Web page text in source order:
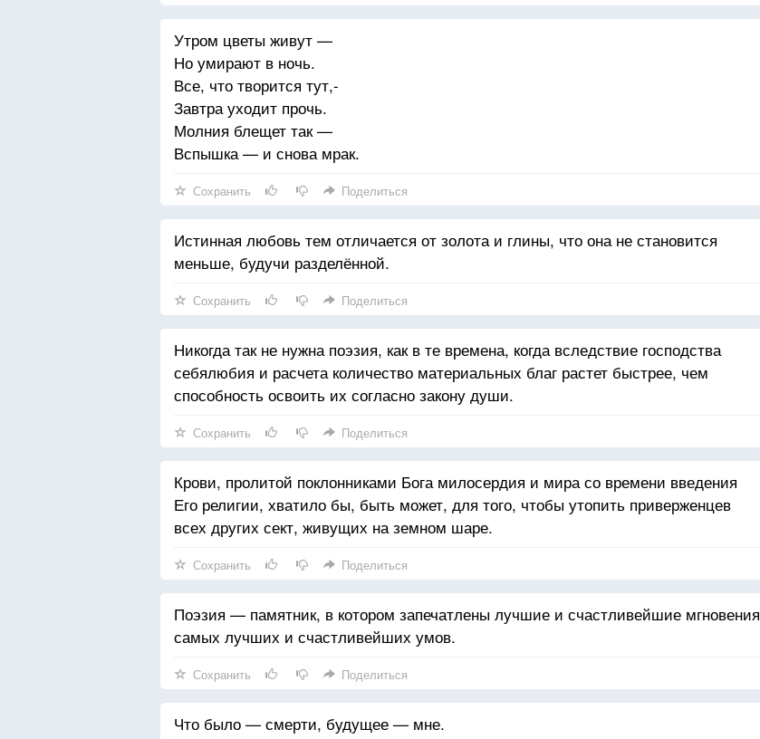
Утром цветы живут —
Но умирают в ночь.
Все, что творится тут,-
Завтра уходит прочь.
Молния блещет так —
Вспышка — и снова мрак.
Сохранить Поделиться
Истинная любовь тем отличается от золота и глины, что она не становится
меньше, будучи разделённой.
Сохранить Поделиться
Никогда так не нужна поэзия, как в те времена, когда вследствие господства
себялюбия и расчета количество материальных благ растет быстрее, чем
способность освоить их согласно закону души.
Сохранить Поделиться
Крови, пролитой поклонниками Бога милосердия и мира со времени введения
Его религии, хватило бы, быть может, для того, чтобы утопить приверженцев
всех других сект, живущих на земном шаре.
Сохранить Поделиться
Поэзия — памятник, в котором запечатлены лучшие и счастливейшие мгновения
самых лучших и счастливейших умов.
Сохранить Поделиться
Что было — смерти, будущее — мне.